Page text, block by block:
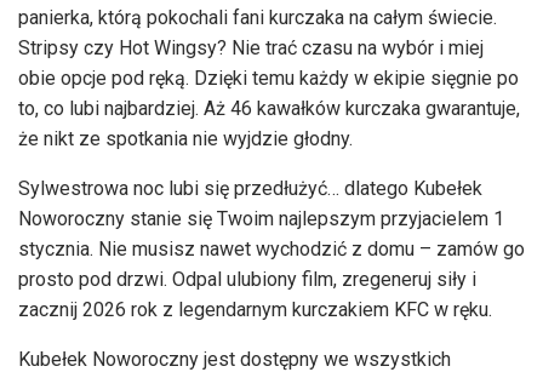
panierka, którą pokochali fani kurczaka na całym świecie.
Stripsy czy Hot Wingsy? Nie trać czasu na wybór i miej
obie opcje pod ręką. Dzięki temu każdy w ekipie sięgnie po
to, co lubi najbardziej. Aż 46 kawałków kurczaka gwarantuje,
że nikt ze spotkania nie wyjdzie głodny.
Sylwestrowa noc lubi się przedłużyć… dlatego Kubełek
Noworoczny stanie się Twoim najlepszym przyjacielem 1
stycznia. Nie musisz nawet wychodzić z domu – zamów go
prosto pod drzwi. Odpal ulubiony film, zregeneruj siły i
zacznij 2026 rok z legendarnym kurczakiem KFC w ręku.
Kubełek Noworoczny jest dostępny we wszystkich